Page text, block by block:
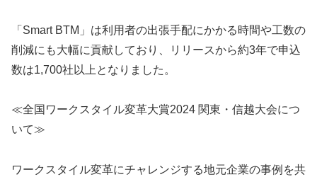
「Smart BTM」は利用者の出張手配にかかる時間や工数の
削減にも大幅に貢献しており、リリースから約3年で申込
数は1,700社以上となりました。
≪全国ワークスタイル変革大賞2024 関東・信越大会につ
いて≫
ワークスタイル変革にチャレンジする地元企業の事例を共